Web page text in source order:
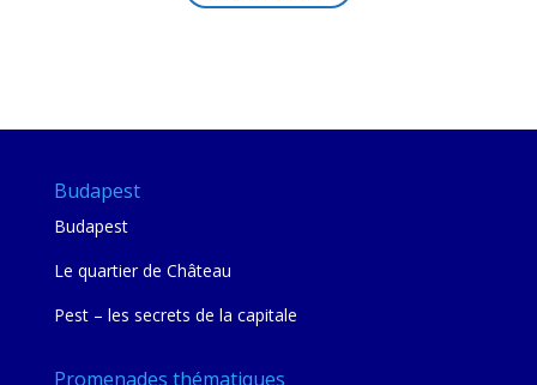
Budapest
Budapest
Le quartier de Château
Pest – les secrets de la capitale
Promenades thématiques